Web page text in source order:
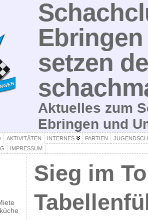
setzen
Aktuelles zum
Ebringen und
AKTIVITÄTEN INTERNES PARTIEN
IMPRESSUM
Sieg im